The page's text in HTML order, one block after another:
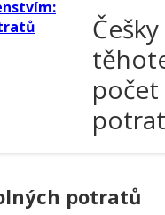
potratů